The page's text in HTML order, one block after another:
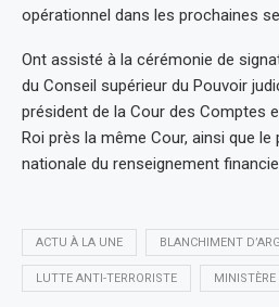
opérationnel dans les prochaines
Ont assisté à la cérémonie de
du Conseil supérieur du Pouvoir
président de la Cour des Comptes
Roi près la même Cour, ainsi que le
nationale du renseignement
ACTU À LA UNE BLANCHIMENT
LUTTE ANTI-TERRORISTE